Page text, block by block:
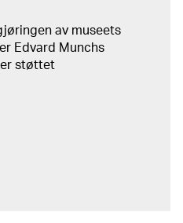
av museets
Edvard Munchs
støttet